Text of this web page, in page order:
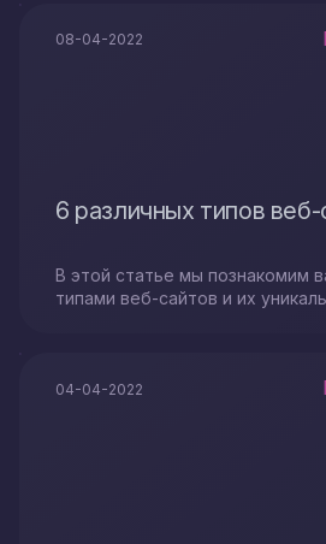
08-04-2022
6 различных типов веб-
В этой статье мы познакомим
типами веб-сайтов и их
04-04-2022